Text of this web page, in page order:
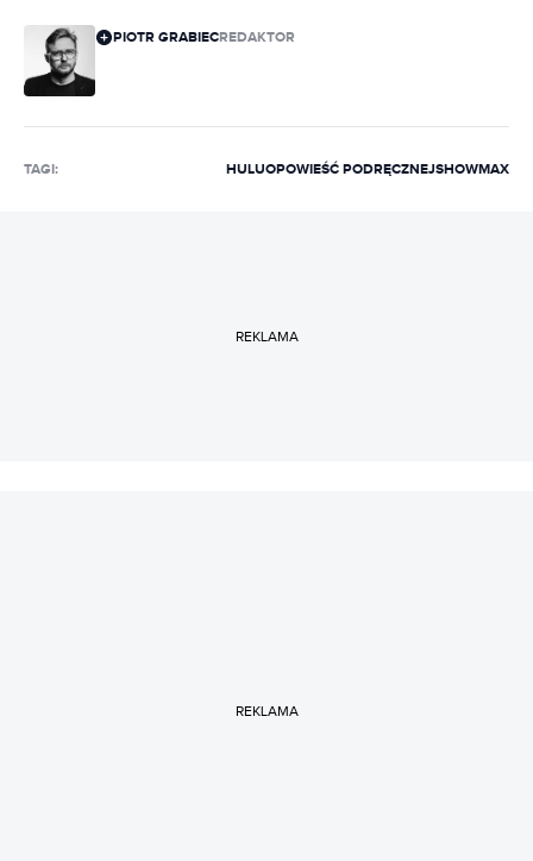
PIOTR GRABIECREDAKTOR
TAGI: HULUOPOWIEŚĆ PODRĘCZNEJSHOWMAX
REKLAMA
REKLAMA